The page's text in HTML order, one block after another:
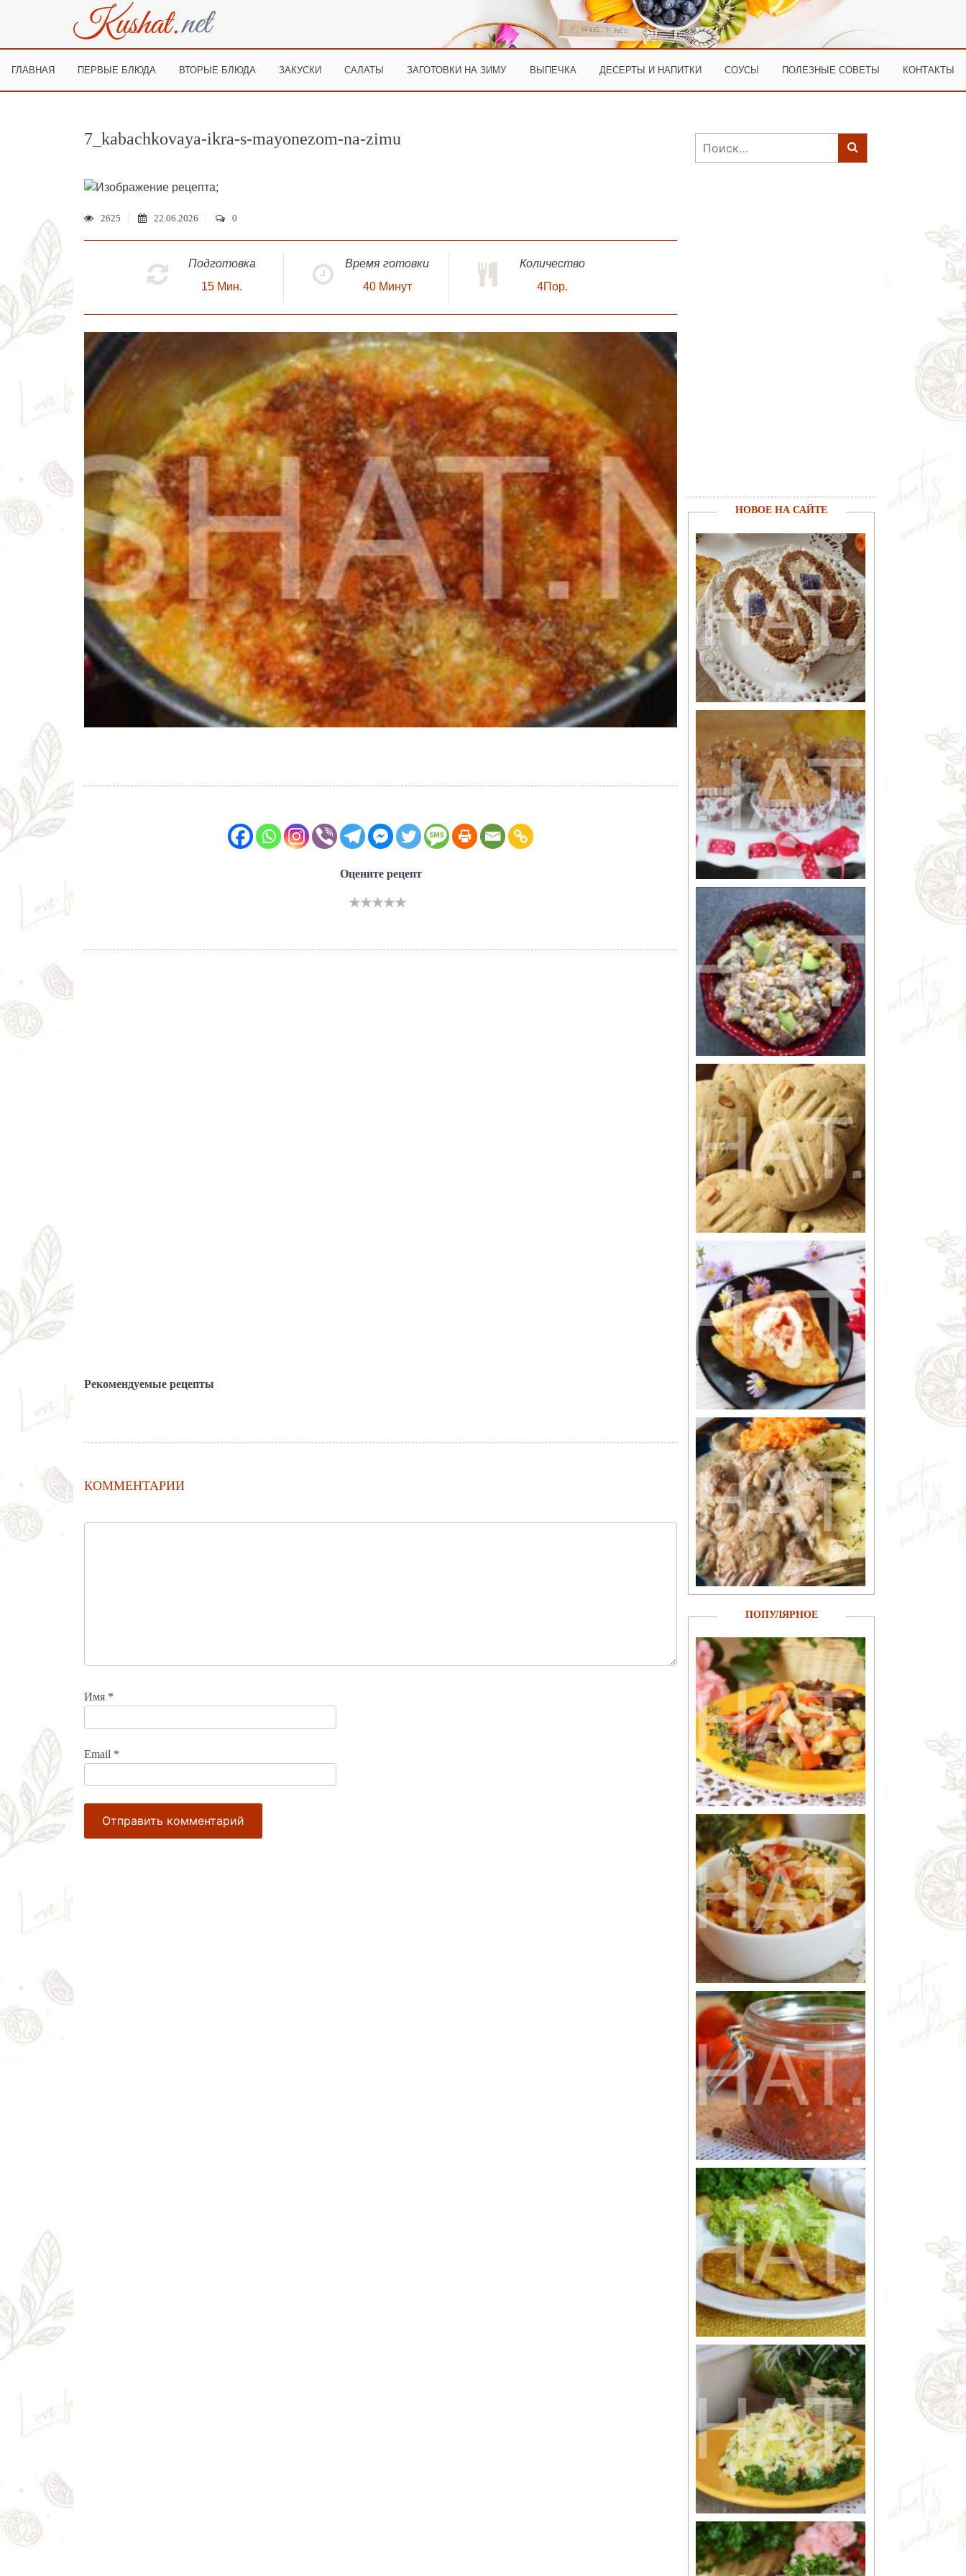
ГЛАВНАЯ ПЕРВЫЕ БЛЮДА ВТОРЫЕ БЛЮДА ЗАКУСКИ САЛАТЫ ЗАГОТОВКИ НА ЗИМУ ВЫПЕЧКА ДЕСЕРТЫ И НАПИТКИ СОУСЫ ПОЛЕЗНЫЕ СОВЕТЫ КОНТАКТЫ
7_kabachkovaya-ikra-s-mayonezom-na-zimu
;
2625 22.06.2026 0
Подготовка
15 Мин.
Время готовки
40 Минут
Количество
4Пор.
Оцените рецепт
Рекомендуемые рецепты
КОММЕНТАРИИ
Имя *
Email *
Найти:
НОВОЕ НА САЙТЕ
ПОПУЛЯРНОЕ